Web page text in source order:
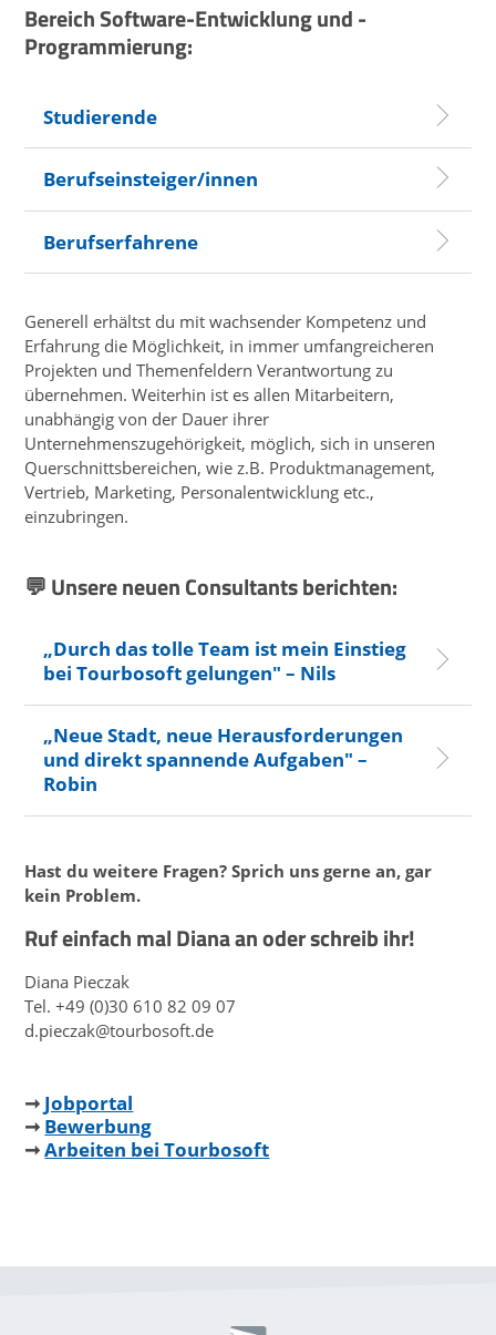
Bereich Software-Entwicklung und -
Programmierung:
Studierende
Berufseinsteiger/innen
Berufserfahrene
Generell erhältst du mit wachsender Kompetenz und
Erfahrung die Möglichkeit, in immer umfangreicheren
Projekten und Themenfeldern Verantwortung zu
übernehmen. Weiterhin ist es allen Mitarbeitern,
unabhängig von der Dauer ihrer
Unternehmenszugehörigkeit, möglich, sich in unseren
Querschnittsbereichen, wie z.B. Produktmanagement,
Vertrieb, Marketing, Personalentwicklung etc.,
einzubringen.
💬 Unsere neuen Consultants berichten:
„Durch das tolle Team ist mein Einstieg
bei Tourbosoft gelungen" – Nils
„Neue Stadt, neue Herausforderungen
und direkt spannende Aufgaben" –
Robin
Hast du weitere Fragen? Sprich uns gerne an, gar
kein Problem.
Ruf einfach mal Diana an oder schreib ihr!
Diana Pieczak
Tel. +49 (0)30 610 82 09 07
d.pieczak@tourbosoft.de
➞ Jobportal
➞ Bewerbung
➞Arbeiten bei Tourbosoft